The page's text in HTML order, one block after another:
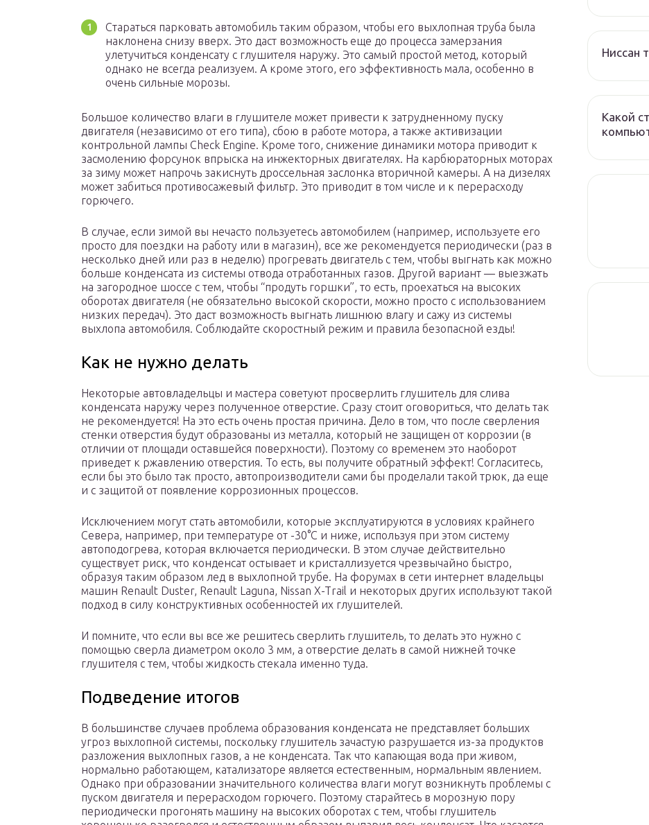
Стараться парковать автомобиль таким образом, чтобы его выхлопная труба была
наклонена снизу вверх. Это даст возможность еще до процесса замерзания
улетучиться конденсату с глушителя наружу. Это самый простой метод, который
однако не всегда реализуем. А кроме этого, его эффективность мала, особенно в
очень сильные морозы.
Большое количество влаги в глушителе может привести к затрудненному пуску
двигателя (независимо от его типа), сбою в работе мотора, а также активизации
контрольной лампы Check Engine. Кроме того, снижение динамики мотора приводит к
засмолению форсунок впрыска на инжекторных двигателях. На карбюраторных моторах
за зиму может напрочь закиснуть дроссельная заслонка вторичной камеры. А на дизелях
может забиться противосажевый фильтр. Это приводит в том числе и к перерасходу
горючего.
В случае, если зимой вы нечасто пользуетесь автомобилем (например, используете его
просто для поездки на работу или в магазин), все же рекомендуется периодически (раз в
несколько дней или раз в неделю) прогревать двигатель с тем, чтобы выгнать как можно
больше конденсата из системы отвода отработанных газов. Другой вариант — выезжать
на загородное шоссе с тем, чтобы “продуть горшки”, то есть, проехаться на высоких
оборотах двигателя (не обязательно высокой скорости, можно просто с использованием
низких передач). Это даст возможность выгнать лишнюю влагу и сажу из системы
выхлопа автомобиля. Соблюдайте скоростный режим и правила безопасной езды!
Как не нужно делать
Некоторые автовладельцы и мастера советуют просверлить глушитель для слива
конденсата наружу через полученное отверстие. Сразу стоит оговориться, что делать так
не рекомендуется! На это есть очень простая причина. Дело в том, что после сверления
стенки отверстия будут образованы из металла, который не защищен от коррозии (в
отличии от площади оставшейся поверхности). Поэтому со временем это наоборот
приведет к ржавлению отверстия. То есть, вы получите обратный эффект! Согласитесь,
если бы это было так просто, автопроизводители сами бы проделали такой трюк, да еще
и с защитой от появление коррозионных процессов.
Исключением могут стать автомобили, которые эксплуатируются в условиях крайнего
Севера, например, при температуре от -30°С и ниже, используя при этом систему
автоподогрева, которая включается периодически. В этом случае действительно
существует риск, что конденсат остывает и кристаллизуется чрезвычайно быстро,
образуя таким образом лед в выхлопной трубе. На форумах в сети интернет владельцы
машин Renault Duster, Renault Laguna, Nissan X-Trail и некоторых других используют такой
подход в силу конструктивных особенностей их глушителей.
И помните, что если вы все же решитесь сверлить глушитель, то делать это нужно с
помощью сверла диаметром около 3 мм, а отверстие делать в самой нижней точке
глушителя с тем, чтобы жидкость стекала именно туда.
Подведение итогов
В большинстве случаев проблема образования конденсата не представляет больших
угроз выхлопной системы, поскольку глушитель зачастую разрушается из-за продуктов
разложения выхлопных газов, а не конденсата. Так что капающая вода при живом,
нормально работающем, катализаторе является естественным, нормальным явлением.
Однако при образовании значительного количества влаги могут возникнуть проблемы с
пуском двигателя и перерасходом горючего. Поэтому старайтесь в морозную пору
периодически прогонять машину на высоких оборотах с тем, чтобы глушитель
Ниссан
Какой